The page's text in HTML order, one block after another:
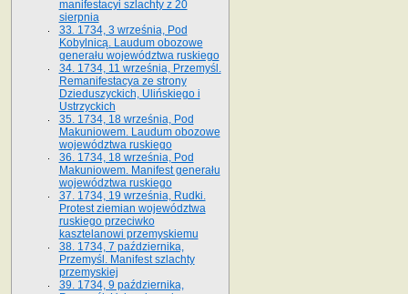
manifestacyi szlachty z 20
sierpnia
33. 1734, 3 września, Pod
Kobylnicą. Laudum obozowe
generału województwa ruskiego
34. 1734, 11 września, Przemyśl.
Remanifestacya ze strony
Dzieduszyckich, Ulińskiego i
Ustrzyckich
35. 1734, 18 września, Pod
Makuniowem. Laudum obozowe
województwa ruskiego
36. 1734, 18 września, Pod
Makuniowem. Manifest generału
województwa ruskiego
37. 1734, 19 września, Rudki.
Protest ziemian województwa
ruskiego przeciwko
kasztelanowi przemyskiemu
38. 1734, 7 października,
Przemyśl. Manifest szlachty
przemyskiej
39. 1734, 9 października,